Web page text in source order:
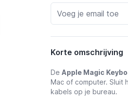
Korte omschrijving
De Apple Magic
Mac of computer. Sluit
kabels op je bureau.